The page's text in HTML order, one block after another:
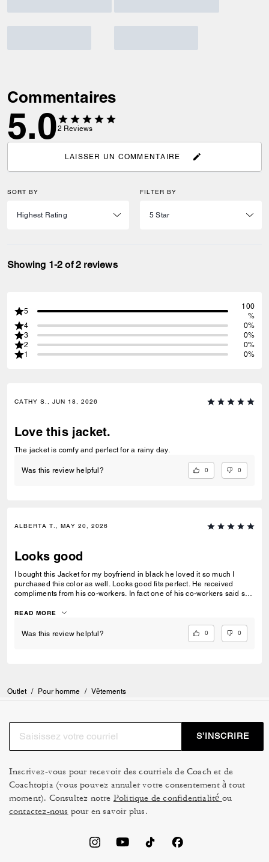
Commentaires
5.02 Reviews
LAISSER UN COMMENTAIRE
SORT BY FILTER BY
Showing 1-2 of 2 reviews
5
100
%
4
0%
3
0%
2
0%
1
0%
CATHY S., JUN 18, 2026
Love this jacket.
The jacket is comfy and perfect for a rainy day.
Was this review helpful? 0 0
ALBERTA T., MAY 20, 2026
Looks good
I bought this Jacket for my boyfriend in black he loved it so much I
purchased this color as well. Looks good fits perfect. He received
compliments from his co-workers. In fact one of his co-workers said she
READ MORE
Was this review helpful? 0 0
Outlet / Pour homme / Vêtements
S’INSCRIRE
Inscrivez-vous pour recevoir des courriels de Coach et de
Coachtopia (vous pouvez annuler votre consentement à tout
moment). Consultez notre Politique de confidentialité ou
contactez-nous pour en savoir plus.